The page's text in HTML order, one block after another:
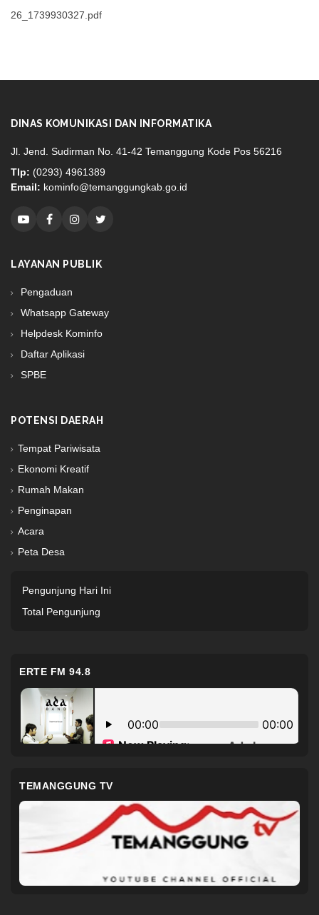
26_1739930327.pdf
DINAS KOMUNIKASI DAN INFORMATIKA
Jl. Jend. Sudirman No. 41-42 Temanggung Kode Pos 56216
Tlp: (0293) 4961389
Email: kominfo@temanggungkab.go.id
LAYANAN PUBLIK
Pengaduan
Whatsapp Gateway
Helpdesk Kominfo
Daftar Aplikasi
SPBE
POTENSI DAERAH
Tempat Pariwisata
Ekonomi Kreatif
Rumah Makan
Penginapan
Acara
Peta Desa
Pengunjung Hari Ini
Total Pengunjung
ERTE FM 94.8
TEMANGGUNG TV